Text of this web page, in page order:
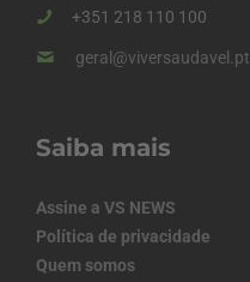
+351 218 110 100
geral@viversaudavel.pt
Saiba mais
Assine a VS NEWS
Política de privacidade
Quem somos